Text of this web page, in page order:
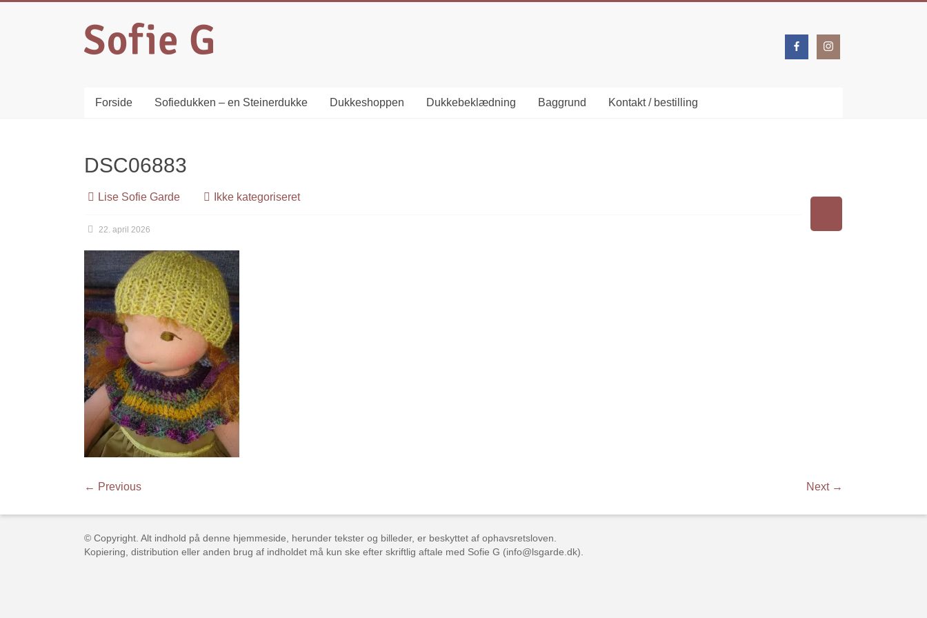
Forside Sofiedukken – en Steinerdukke Dukkeshoppen Dukkebeklædning Baggrund Kontakt / bestilling
DSC06883
Lise Sofie Garde Ikke kategoriseret
22. april 2026
← Previous Next →
© Copyright. Alt indhold på denne hjemmeside, herunder tekster og billeder, er beskyttet af ophavsretsloven.
Kopiering, distribution eller anden brug af indholdet må kun ske efter skriftlig aftale med Sofie G (info@lsgarde.dk).